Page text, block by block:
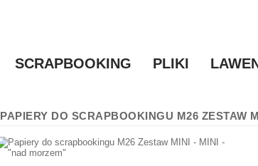
SCRAPBOOKING PLIKI
PAPIERY DO SCRAPBOOKINGU M26 ZESTAW